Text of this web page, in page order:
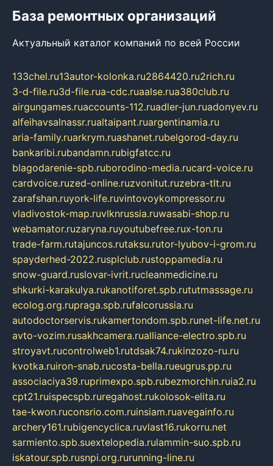
База ремонтных организаций
Актуальный каталог компаний по всей России
133chel.ru13autor-kolonka.ru2864420.ru2rich.ru
3-d-file.ru3d-file.rua-cdc.ruaalse.rua380club.ru
airgungames.ruaccounts-112.ruadler-jun.ruadonyev.ru
alfeihavsalnassr.rualtaipant.ruargentinamia.ru
aria-family.ruarkrym.ruashanet.rubelgorod-day.ru
bankaribi.rubandamn.rubigfatcc.ru
blagodarenie-spb.ruborodino-media.rucard-voice.ru
cardvoice.ruzed-online.ruzvonitut.ruzebra-tlt.ru
zarafshan.ruyork-life.ruvintovoykompressor.ru
vladivostok-map.ruvlknrussia.ruwasabi-shop.ru
webamator.ruzaryna.ruyoutubefree.rux-ton.ru
trade-farm.rutajuncos.rutaksu.rutor-lyubov-i-grom.ru
spayderhed-2022.rusplclub.rustoppamedia.ru
snow-guard.ruslovar-ivrit.rucleanmedicine.ru
shkurki-karakulya.rukanotiforet.spb.rututmassage.ru
ecolog.org.rupraga.spb.rufalcorussia.ru
autodoctorservis.rukamertondom.spb.runet-life.net.ru
avto-vozim.rusakhcamera.rualliance-electro.spb.ru
stroyavt.rucontrolweb1.rutdsak74.rukinzozo-ru.ru
kvotka.ruiron-snab.rucosta-bella.rueugrus.pp.ru
associaciya39.ruprimexpo.spb.rubezmorchin.ruia2.ru
cpt21.ruispecspb.ruregahost.rukolosok-elita.ru
tae-kwon.ruconsrio.com.ruinsiam.ruavegainfo.ru
archery161.rubigencyclica.ruvlast16.rukorru.net
sarmiento.spb.suextelopedia.rulammin-suo.spb.ru
iskatour.spb.rusnpi.org.rurunning-line.ru